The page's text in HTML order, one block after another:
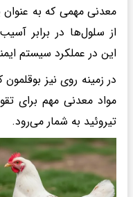
معدنی مهمی که به
از سلول‌ها در برابر
این در عملکرد سیستم
در زمینه روی نیز
مواد معدنی مهم برای
تیروئید به شمار می‌رود.